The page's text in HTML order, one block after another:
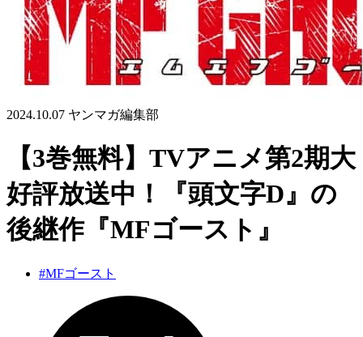
2024.10.07 ヤンマガ編集部
【3巻無料】TVアニメ第2期大
好評放送中！『頭文字D』の
後継作『MFゴースト』
#MFゴースト